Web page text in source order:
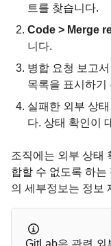
트를 찾습니다.
Code > Merge
니다.
병합 요청 보고
목록을 표시하기
실패한 외부 상
다. 상태 확인이
조직에는 외부 상태
합할 수 없도록 하는
의 세부정보는 정보